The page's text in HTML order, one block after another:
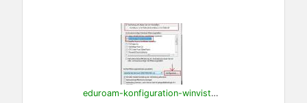
eduroam-konfiguration-winvista-6.jpg